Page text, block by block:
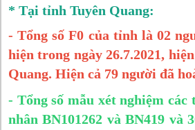
* Tại tỉnh Tuyên Quang:
-Tổng số F0 của tỉnh là 02
hiện trong ngày 26.7.2021,
Quang. Hiện cả 79 người đã
- Tổng số mẫu xét nghiệm
nhân BN101262 và BN419 và